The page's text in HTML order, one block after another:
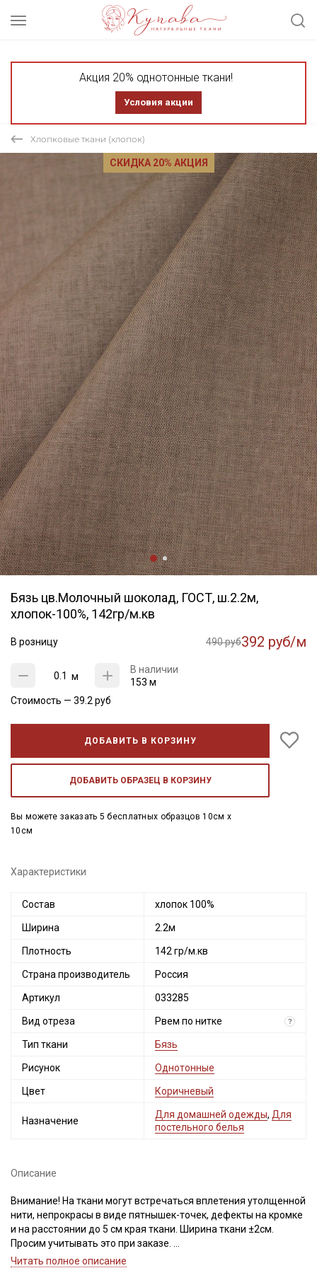
Акция 20% однотонные ткани!
Условия акции
Хлопковые ткани (хлопок)
СКИДКА 20% АКЦИЯ
Бязь цв.Молочный шоколад, ГОСТ, ш.2.2м,
хлопок-100%, 142гр/м.кв
В розницу 490 руб392 руб/м
м
В наличии
153 м
Стоимость — 39.2 руб
ДОБАВИТЬ В КОРЗИНУ
ДОБАВИТЬ ОБРАЗЕЦ В КОРЗИНУ
Вы можете заказать 5 бесплатных образцов 10см x
10см
Характеристики
Состав хлопок 100%
Ширина 2.2м
Плотность 142 гр/м.кв
Страна производитель Россия
Артикул 033285
Вид отреза Рвем по нитке ?
Тип ткани Бязь
Рисунок Однотонные
Цвет Коричневый
Назначение
Для домашней одежды, Для
постельного белья
Описание
Внимание! На ткани могут встречаться вплетения утолщенной
нити, непрокрасы в виде пятнышек-точек, дефекты на кромке
и на расстоянии до 5 см края ткани. Ширина ткани ±2см.
Просим учитывать это при заказе.
Читать полное описание